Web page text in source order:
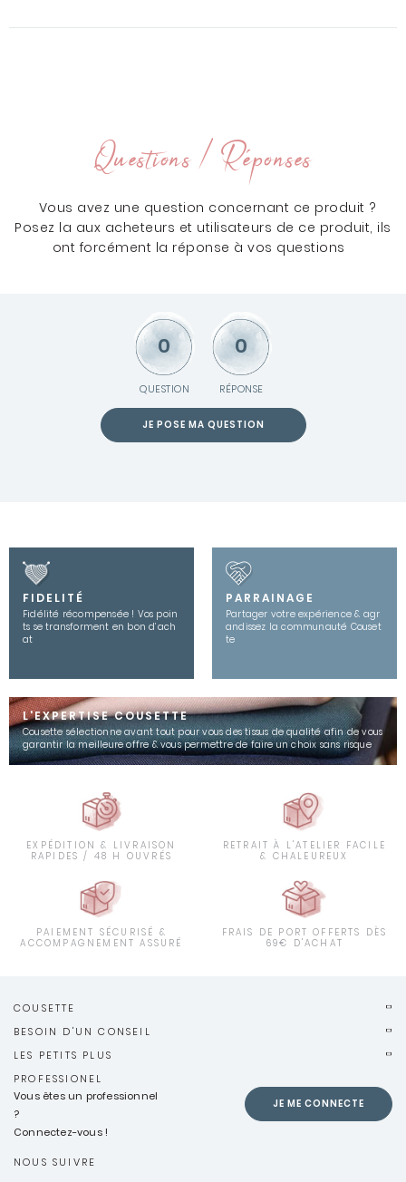
Questions / Réponses
Vous avez une question concernant ce produit ?
Posez la aux acheteurs et utilisateurs de ce produit, ils
ont forcément la réponse à vos questions
0
QUESTION
0
RÉPONSE
JE POSE MA QUESTION
FIDELITÉ
Fidélité récompensée ! Vos poin
ts se transforment en bon d’ach
at
PARRAINAGE
Partager votre expérience & agr
andissez la communauté Couset
te
L'EXPERTISE COUSETTE
Cousette sélectionne avant tout pour vous des tissus de qualité afin de vous
garantir la meilleure offre & vous permettre de faire un choix sans risque
EXPÉDITION & LIVRAISON
RAPIDES / 48 H OUVRÉS
RETRAIT À L'ATELIER FACILE
& CHALEUREUX
PAIEMENT SÉCURISÉ &
ACCOMPAGNEMENT ASSURÉ
FRAIS DE PORT OFFERTS DÈS
69€ D'ACHAT
COUSETTE
BESOIN D'UN CONSEIL
LES PETITS PLUS
PROFESSIONEL
Vous êtes un professionnel
?
Connectez-vous !
JE ME CONNECTE
NOUS SUIVRE